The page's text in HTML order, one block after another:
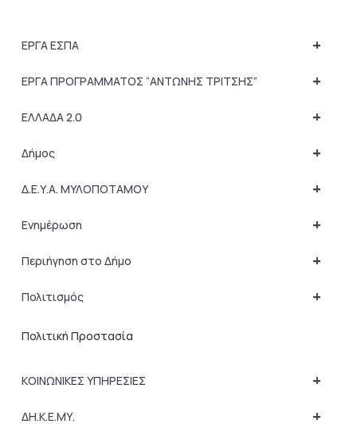
+
ΕΡΓΑ ΕΣΠΑ
+
ΕΡΓΑ ΠΡΟΓΡΑΜΜΑΤΟΣ “ΑΝΤΩΝΗΣ ΤΡΙΤΣΗΣ”
+
ΕΛΛΑΔΑ 2.0
+
Δήμος
+
Δ.Ε.Υ.Α. ΜΥΛΟΠΟΤΑΜΟΥ
+
Ενημέρωση
+
Περιήγηση στο Δήμο
+
Πολιτισμός
Πολιτική Προστασία
+
ΚΟΙΝΩΝΙΚΕΣ ΥΠΗΡΕΣΙΕΣ
+
ΔΗ.Κ.Ε.ΜΥ.